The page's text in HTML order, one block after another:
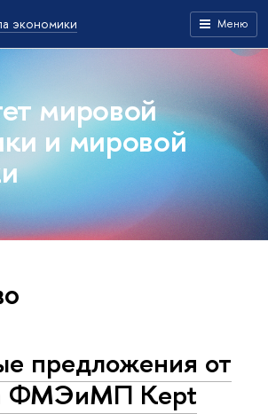
экономики Меню
мировой
и мировой
предложения от
ФМЭиМП Kept